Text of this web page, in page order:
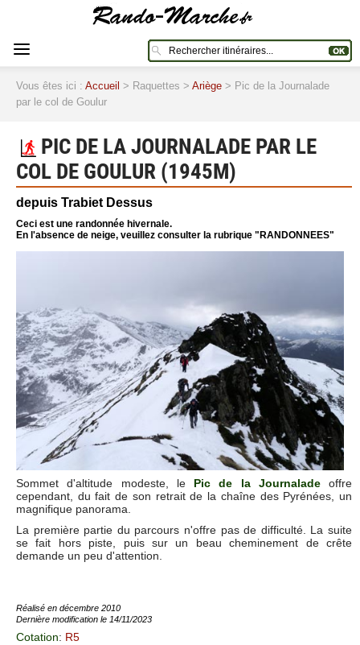
Vous êtes ici : Accueil > Raquettes > Ariège > Pic de la Journalade
par le col de Goulur
PIC DE LA JOURNALADE PAR LE
COL DE GOULUR (1945M)
depuis Trabiet Dessus
Ceci est une randonnée hivernale.
En l'absence de neige, veuillez consulter la rubrique "RANDONNEES"
Sommet d'altitude modeste, le Pic de la Journaladeoffre
cependant, du fait de son retrait de la chaîne des Pyrénées, un
magnifique panorama.
La première partie du parcours n'offre pas de difficulté. La suite
se fait hors piste, puis sur un beau cheminement de crête
demande un peu d'attention.
Réalisé en décembre 2010
Dernière modification le 14/11/2023
Cotation: R5